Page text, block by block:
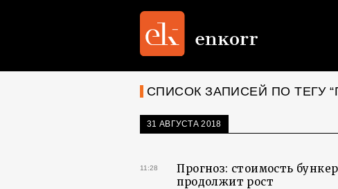
СПИСОК ЗАПИСЕЙ ПО ТЕГУ
31 АВГУСТА 2018
11:28
Прогноз: стоимость
продолжит рост